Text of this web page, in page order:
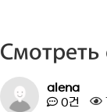
alena
0건